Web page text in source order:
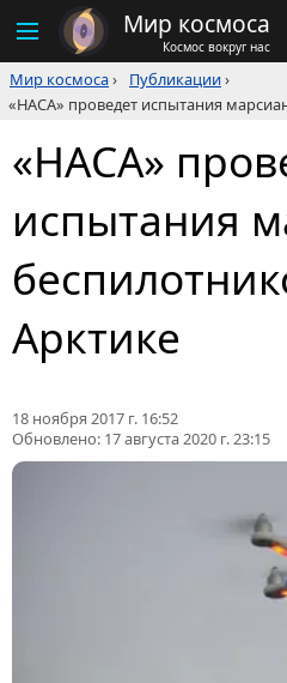
Мир космоса
Космос вокруг нас
Мир космоса› Публикации›
«НАСА» проведет испытания
«НАСА»
испытания
Арктике
18 ноября 2017 г. 16:52
Обновлено: 17 августа 2020 г. 23:15